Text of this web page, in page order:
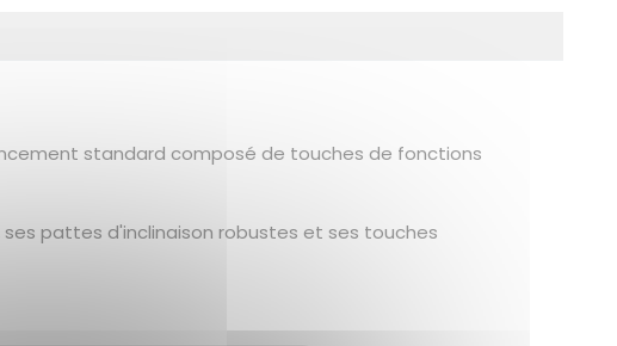
standard composé de touches de fonctions
pattes d'inclinaison robustes et ses touches